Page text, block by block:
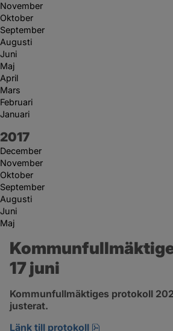
November
Oktober
September
Augusti
Juni
Maj
April
Mars
Februari
Januari
År:
2017
December
November
Oktober
September
Augusti
Juni
Maj
17 juni
Kommunfullmäktiges protokoll
justerat.
Länk till protokoll